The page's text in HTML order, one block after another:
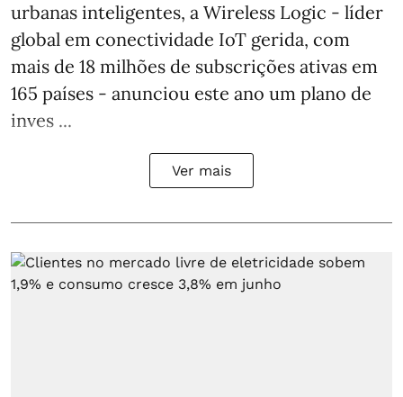
urbanas inteligentes, a Wireless Logic - líder
global em conectividade IoT gerida, com
mais de 18 milhões de subscrições ativas em
165 países - anunciou este ano um plano de
inves ...
Ver mais